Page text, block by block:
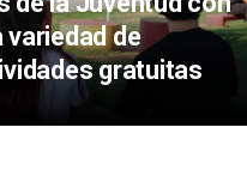
variedad de
gratuitas